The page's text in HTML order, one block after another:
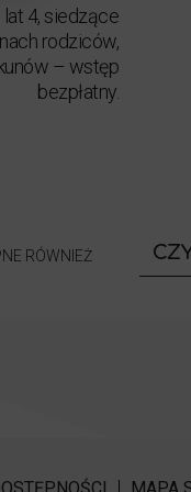
4, siedzące
rodziców,
– wstęp
bezpłatny.
RÓWNIEŻ